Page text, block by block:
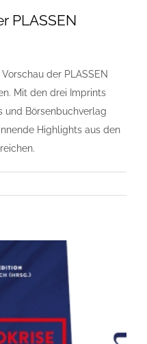
PLASSEN
der PLASSEN
Mit den drei Imprints
und Börsenbuchverlag
Highlights aus den